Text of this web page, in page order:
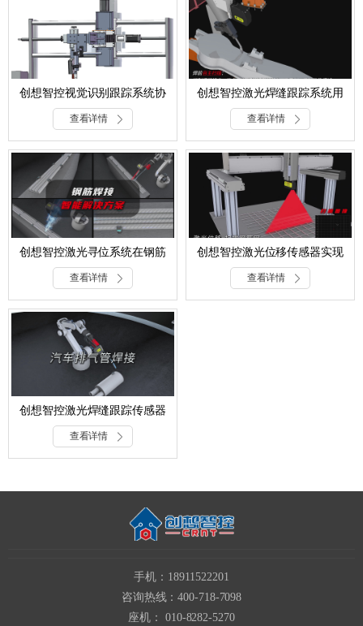
创想智控视觉识别跟踪系统协
同专机实现液化气罐焊接自动
化
查看详情
创想智控激光焊缝跟踪系统用
于转向架焊接的方案
查看详情
创想智控激光寻位系统在钢筋
焊接的应用
查看详情
创想智控激光位移传感器实现
钢筋网不编程焊接
查看详情
创想智控激光焊缝跟踪传感器
在汽车排气管焊接自动化升级
查看详情
手机：18911522201
咨询热线：400-718-7098
座机： 010-8282-5270